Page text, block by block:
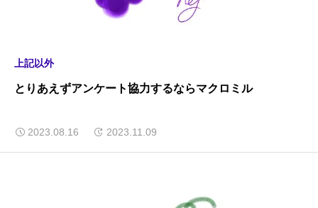
上記以外
とりあえずアンケート協力するならマクロミル
2023.08.16 2023.11.09